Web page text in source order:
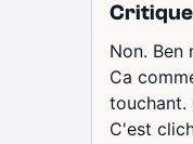
Critique
Non. Ben
Ca
touchant.
C'est